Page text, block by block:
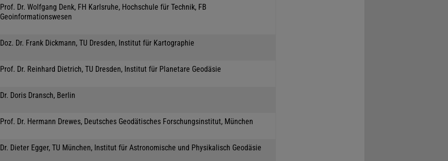
Prof. Dr. Wolfgang Denk, FH Karlsruhe, Hochschule für Technik, FB
Geoinformationswesen
Doz. Dr. Frank Dickmann, TU Dresden, Institut für Kartographie
Prof. Dr. Reinhard Dietrich, TU Dresden, Institut für Planetare Geodäsie
Dr. Doris Dransch, Berlin
Prof. Dr. Hermann Drewes, Deutsches Geodätisches Forschungsinstitut, München
Dr. Dieter Egger, TU München, Institut für Astronomische und Physikalisch Geodäsie